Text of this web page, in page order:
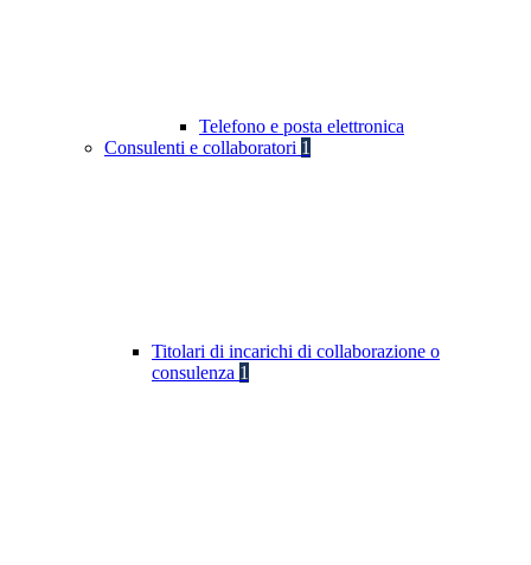
Telefono e posta elettronica
Consulenti e collaboratori 1
Titolari di incarichi di collaborazione o
consulenza 1